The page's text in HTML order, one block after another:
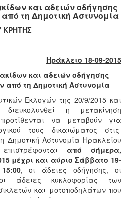
και αδειών οδήγησης
τη Δημοτική Αστυνομία
ΚΡΗΤΗΣ
Ηράκλειο 18-09-2015
και αδειών οδήγησης
από τη Δημοτική Αστυνομία
Εκλογών της 20/9/2015 και
η μετακίνηση
να μεταβούν για
τους δικαιώματος στις
Δημοτική Αστυνομία Ηρακλείου
από σήμερα,
μέχρι και αύριο Σάββατο 19-
, οι άδειες οδήγησης, οι
άδειες κυκλοφορίας των
και μοτοποδηλάτων που